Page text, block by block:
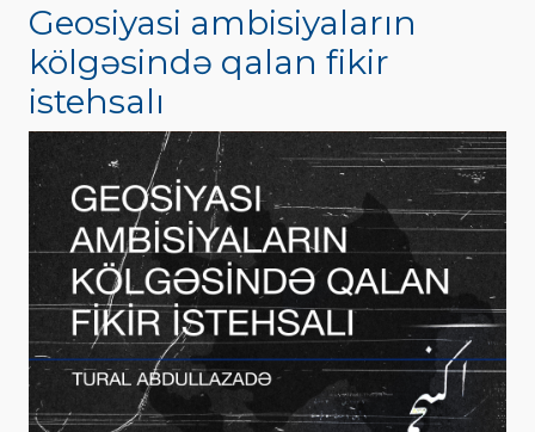
Geosiyasi ambisiyaların
kölgəsində qalan fikir
istehsalı